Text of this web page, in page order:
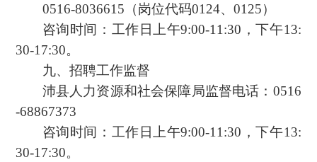
0516-8036615（岗位代码0124、0125）
咨询时间：工作日上午9:00-11:30，下午13:
30-17:30。
九、招聘工作监督
沛县人力资源和社会保障局监督电话：0516
-68867373
咨询时间：工作日上午9:00-11:30，下午13:
30-17:30。